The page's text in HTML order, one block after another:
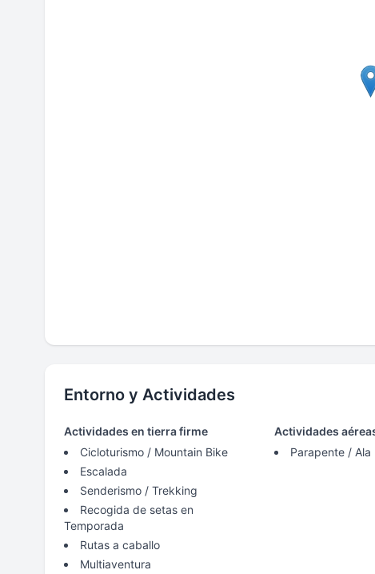
Entorno y Actividades
Actividades en tierra firme
Cicloturismo / Mountain Bike
Escalada
Senderismo / Trekking
Recogida de setas en
Temporada
Rutas a caballo
Multiaventura
Actividades
Parapente / Ala